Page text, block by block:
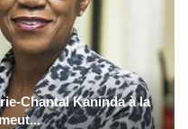
Chantal Kaninda à la